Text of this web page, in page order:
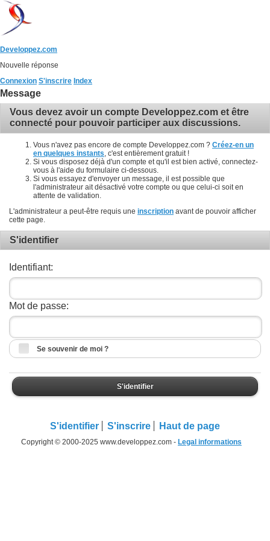
Developpez.com
Nouvelle réponse
Connexion S'inscrire Index
Message
Vous devez avoir un compte Developpez.com et être
connecté pour pouvoir participer aux discussions.
Vous n'avez pas encore de compte Developpez.com ? Créez-en un
en quelques instants , c'est entièrement gratuit !
Si vous disposez déjà d'un compte et qu'il est bien activé, connectez-
vous à l'aide du formulaire ci-dessous.
Si vous essayez d'envoyer un message, il est possible que
l'administrateur ait désactivé votre compte ou que celui-ci soit en
attente de validation.
L'administrateur a peut-être requis une inscription avant de pouvoir afficher
cette page.
S'identifier
Identifiant:
Mot de passe:
Se souvenir de moi ?
S'identifier
S'identifier S'inscrire Haut de page
Copyright © 2000-2025 www.developpez.com - Legal informations